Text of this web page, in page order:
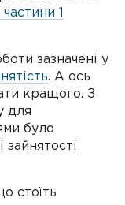
1
зазначені у
. А ось
кращого. З
для
було
зайнятості
стоїть